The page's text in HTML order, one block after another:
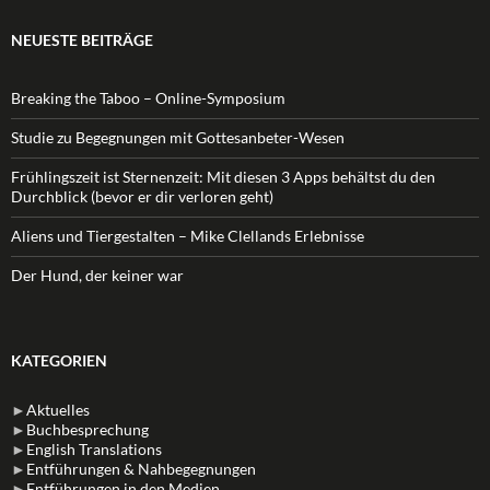
NEUESTE BEITRÄGE
Breaking the Taboo – Online-Symposium
Studie zu Begegnungen mit Gottesanbeter-Wesen
Frühlingszeit ist Sternenzeit: Mit diesen 3 Apps behältst du den
Durchblick (bevor er dir verloren geht)
Aliens und Tiergestalten – Mike Clellands Erlebnisse
Der Hund, der keiner war
KATEGORIEN
►Aktuelles
► Buchbesprechung
► English Translations
► Entführungen & Nahbegegnungen